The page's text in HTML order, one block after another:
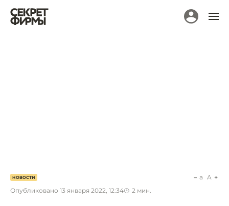
НОВОСТИ
Опубликовано 13 января 2022, 12:34 2 мин.
a A